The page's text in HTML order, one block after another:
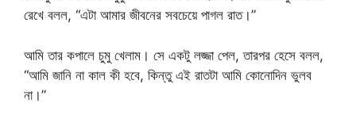
রেখে বলল, “এটা আমার জীবনের সবচেয়ে পাগল রাত।”
আমি তার কপালে চুমু খেলাম। সে একটু লজ্জা পেল, তারপর হেসে বলল,
“আমি জানি না কাল কী হবে, কিন্তু এই রাতটা আমি কোনোদিন ভুলব
না।”